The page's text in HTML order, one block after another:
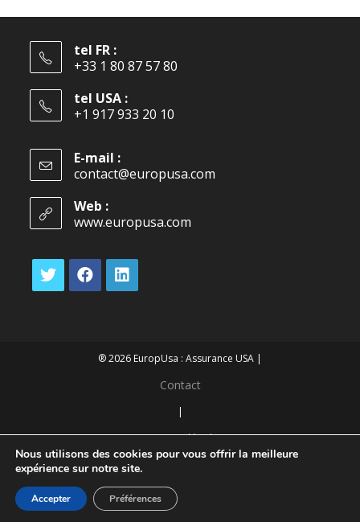
tel FR :
+33 1 80 87 57 80
tel USA :
+1 917 933 20 10
E-mail :
contact@europusa.com
Web :
www.europusa.com
® 2026 EuropUsa : Assurance USA |
Contact
|
Mentions légales
Confidentialité des données
Nous utilisons des cookies pour vous offrir la meilleure
expérience sur notre site.
Accepter Préférences